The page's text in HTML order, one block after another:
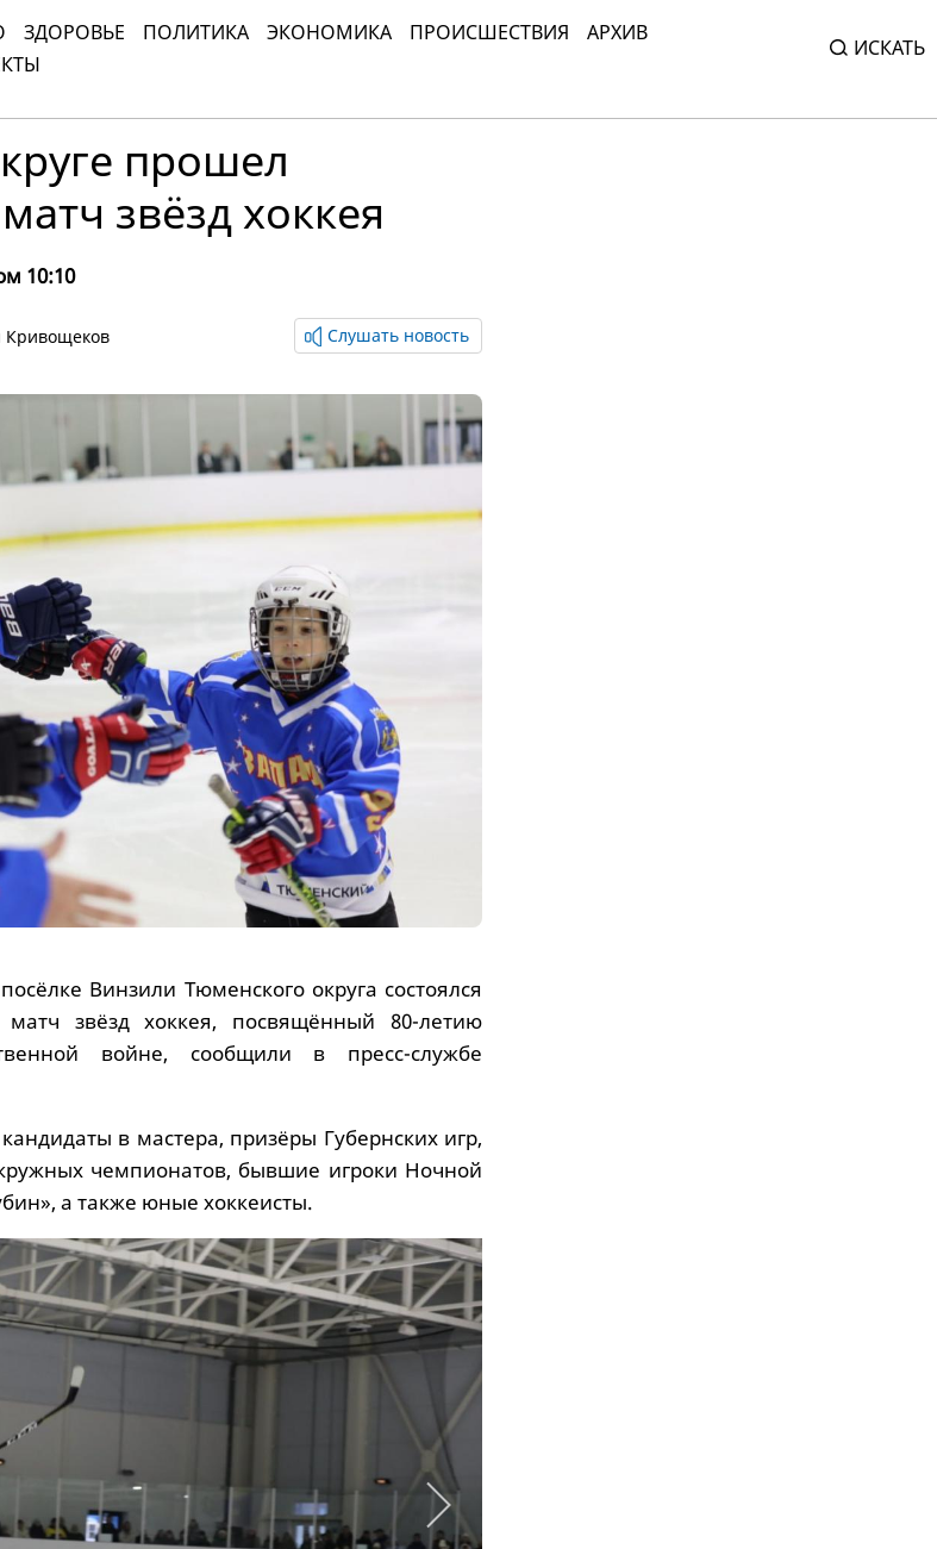
ЗДОРОВЬЕ ПОЛИТИКА ЭКОНОМИКА ПРОИСШЕСТВИЯ
АРХИВ
ИСКАТЬ
прошел
звёзд хоккея
10:10
Кривощеков Слушать новость
Винзили Тюменского округа состоялся
звёзд хоккея, посвящённый 80-летию
войне, сообщили в пресс-службе
в мастера, призёры Губернских игр,
чемпионатов, бывшие игроки Ночной
а также юные хоккеисты.